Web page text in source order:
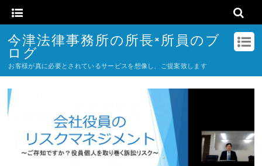
今津法律事務所の所長×所員のブ
ログ
お客様が真に必要とされているサービスを想像し、ご提案致します